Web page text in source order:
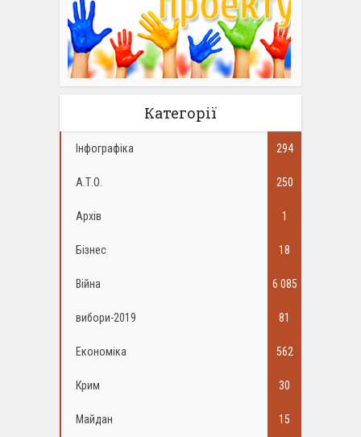
Категорії
Інфографіка 294
А.Т.О. 250
Архів 1
Бізнес 18
Війна 6 085
вибори-2019 81
Економіка 562
Крим 30
Майдан 15